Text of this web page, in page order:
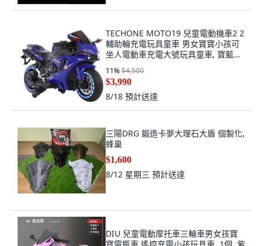
TECHONE MOTO19 兒童電動機車2 2
輔助輪充電玩具童車 男女寶寶小孩可
坐人電動車充電大號玩具童車, 寶藍色,
11%$4,500
$3,990
8/18 預計送達
三陽DRG 鍛造卡夢大理石大盾 個製化,
蜂巢
$1,600
8/12 星期三 預計送達
DIU 兒童電動摩托車三輪車男女孩寶